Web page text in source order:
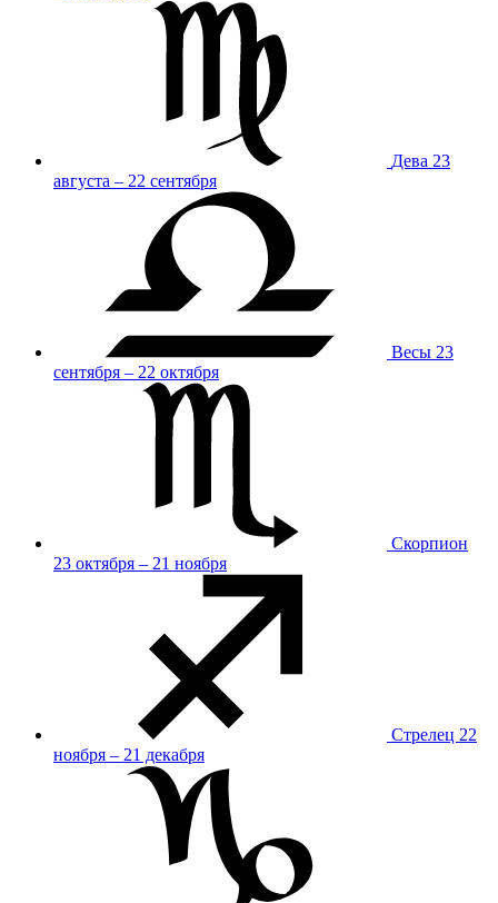
Дева 23
августа – 22 сентября
Весы 23
сентября – 22 октября
Скорпион
23 октября – 21 ноября
Стрелец 22
ноября – 21 декабря